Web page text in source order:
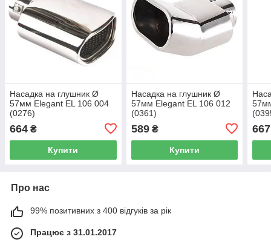
Насадка на глушник Ø
57мм Elegant EL 106 004
(0276)
664 ₴
Купити
Насадка на глушник Ø
57мм Elegant EL 106 012
(0361)
589₴
Купити
667
Про нас
99% позитивних з 400 відгуків за рік
Працює з 31.01.2017